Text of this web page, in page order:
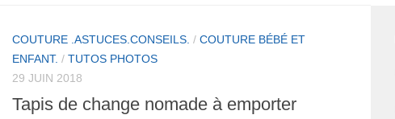
COUTURE .ASTUCES.CONSEILS. / COUTURE BÉBÉ ET
ENFANT. / TUTOS PHOTOS
29 JUIN 2018
Tapis de change nomade à emporter